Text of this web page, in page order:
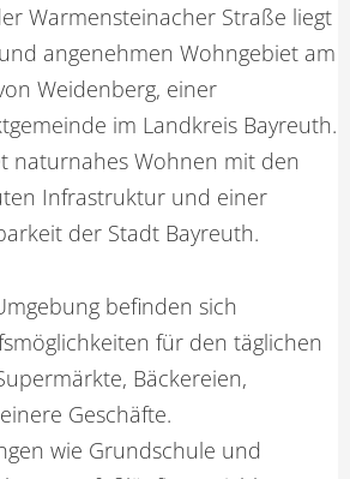
Warmensteinacher Straße liegt
angenehmen Wohngebiet am
Weidenberg, einer
im Landkreis Bayreuth.
naturnahes Wohnen mit den
Infrastruktur und einer
der Stadt Bayreuth.
befinden sich
für den täglichen
Bäckereien,
Geschäfte.
wie Grundschule und